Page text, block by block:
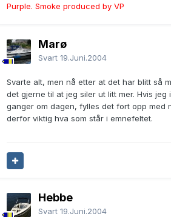
Purple. Smoke produced by VP
Marø
Svart 19.Juni.2004
Svarte alt, men nå etter at det har blitt så
det gjerne til at jeg siler ut litt mer. Hvis jeg
ganger om dagen, fylles det fort opp med
derfor viktig hva som står i emnefeltet.
Hebbe
Svart 19.Juni.2004